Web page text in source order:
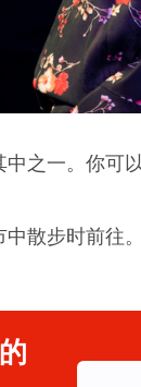
之一。你可
散步时前往